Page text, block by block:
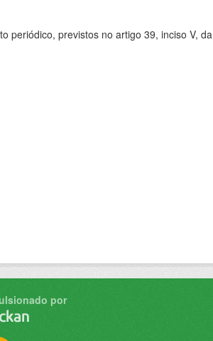
periódico, previstos no artigo 39, inciso V, da
por